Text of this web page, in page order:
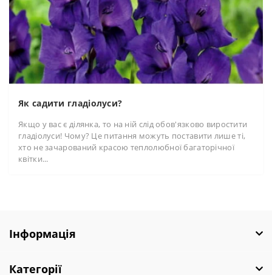
Як садити гладіолуси?
Якщо у вас є ділянка, то на ній слід обов'язково виростити
гладіолуси! Чому? Це питання можуть поставити лише ті,
хто не зачарований красою теплолюбної багаторічної
квітки...
Інформація
Категорії